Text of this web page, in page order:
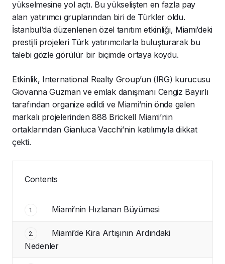
yükselmesine yol açtı. Bu yükselişten en fazla pay
alan yatırımcı gruplarından biri de Türkler oldu.
İstanbul’da düzenlenen özel tanıtım etkinliği, Miami’deki
prestijli projeleri Türk yatırımcılarla buluşturarak bu
talebi gözle görülür bir biçimde ortaya koydu.
Etkinlik, International Realty Group’un (IRG) kurucusu
Giovanna Guzman ve emlak danışmanı Cengiz Bayırlı
tarafından organize edildi ve Miami’nin önde gelen
markalı projelerinden 888 Brickell Miami’nin
ortaklarından Gianluca Vacchi’nin katılımıyla dikkat
çekti.
Contents
1. Miami’nin Hızlanan Büyümesi
2.
Miami’de Kira Artışının Ardındaki
Nedenler